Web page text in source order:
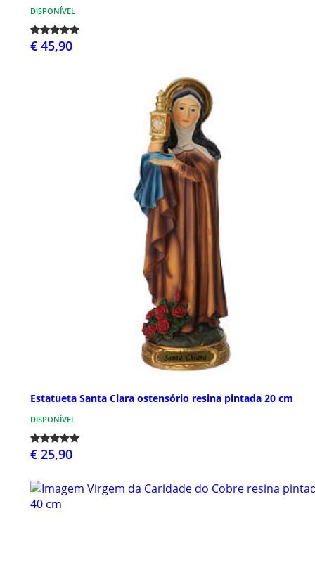
DISPONÍVEL
€ 45,90
Estatueta Santa Clara ostensório resina pintada 20 cm
DISPONÍVEL
€ 25,90